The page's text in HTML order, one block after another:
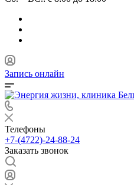
Запись онлайн
Телефоны
+7-(4722)-24-88-24
Заказать звонок